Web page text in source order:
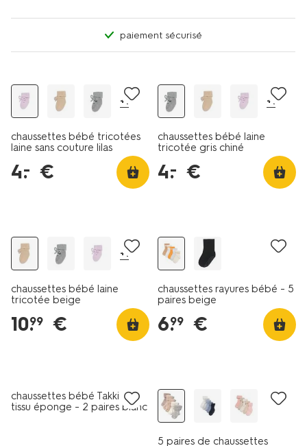
paiement sécurisé
+1
chaussettes bébé tricotées
laine sans couture lilas
4.
– €
+1
chaussettes bébé laine
tricotée gris chiné
4.
– €
+1
chaussettes bébé laine
tricotée beige
10.
99 €
chaussettes rayures bébé - 5
paires beige
6.
99 €
chaussettes bébé Takkie en
tissu éponge - 2 paires blanc
5 paires de chaussettes